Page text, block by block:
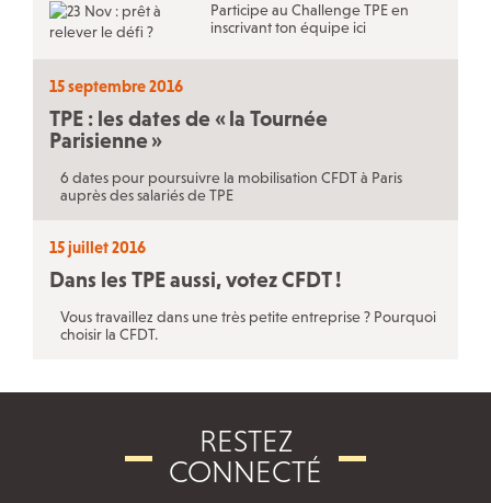
Participe au Challenge TPE en
inscrivant ton équipe ici
15 septembre 2016
TPE : les dates de « la Tournée
Parisienne »
6 dates pour poursuivre la mobilisation CFDT à Paris
auprès des salariés de TPE
15 juillet 2016
Dans les TPE aussi, votez CFDT!
Vous travaillez dans une très petite entreprise ? Pourquoi
choisir la CFDT.
RESTEZ
CONNECTÉ